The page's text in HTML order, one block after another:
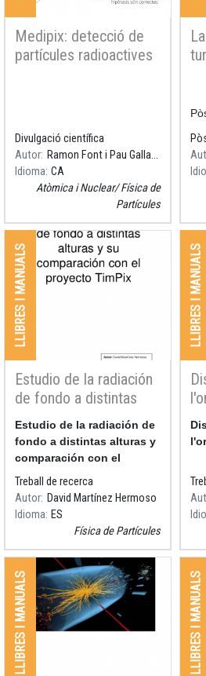
Medipix: detecció de
partícules radioactives
Divulgació científica
Autor
Ramon Font i Pau Gallardo
Idioma CA
Atòmica i Nuclear Física de
Partícules
en
LLIBRES I MANUALS
Estudio de la radiación
de fondo a distintas
alturas y comparación
con el proyecto TimPix
Resum
Estudio de la radiación de
fondo a distintas alturas y
comparación con el
proyecto TimPix
Treball de recerca
Autor David Martínez Hermoso
Idioma ES
Física de Partícules
LLIBRES I MANUALS
LLIBRES I MANUALS LLIBRES I MANUALS